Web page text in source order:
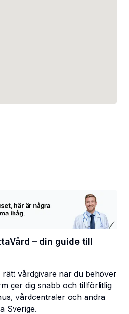
– din guide till
rätt vårdgivare när du behöver
ger dig snabb och tillförlitlig
vårdcentraler och andra
Sverige.